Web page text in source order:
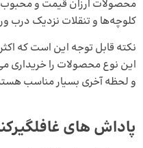
محصولات ارزان قیمت و محبوب
کلوچه‌ها و تنقلات نزدیک
نکته قابل توجه این است که
این نوع محصولات را
و لحظه آخری بسیار مناسب
پاداش‌ های